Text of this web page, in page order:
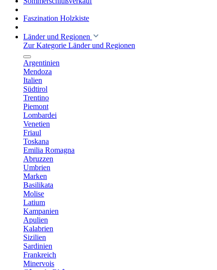
Faszination Holzkiste
Länder und Regionen
Zur Kategorie Länder und Regionen
Argentinien
Mendoza
Italien
Südtirol
Trentino
Piemont
Lombardei
Venetien
Friaul
Toskana
Emilia Romagna
Abruzzen
Umbrien
Marken
Basilikata
Molise
Latium
Kampanien
Apulien
Kalabrien
Sizilien
Sardinien
Frankreich
Minervois